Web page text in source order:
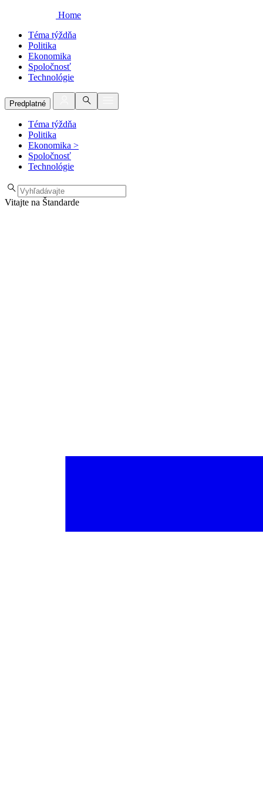
Home
Téma týždňa
Politika
Ekonomika
Spoločnosť
Technológie
Predplatné
Téma týždňa
Politika
Ekonomika >
Spoločnosť
Technológie
Vitajte na Štandarde